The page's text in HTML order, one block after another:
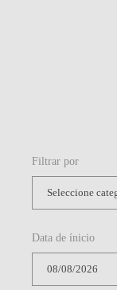
Filtrar por
Data de ínicio